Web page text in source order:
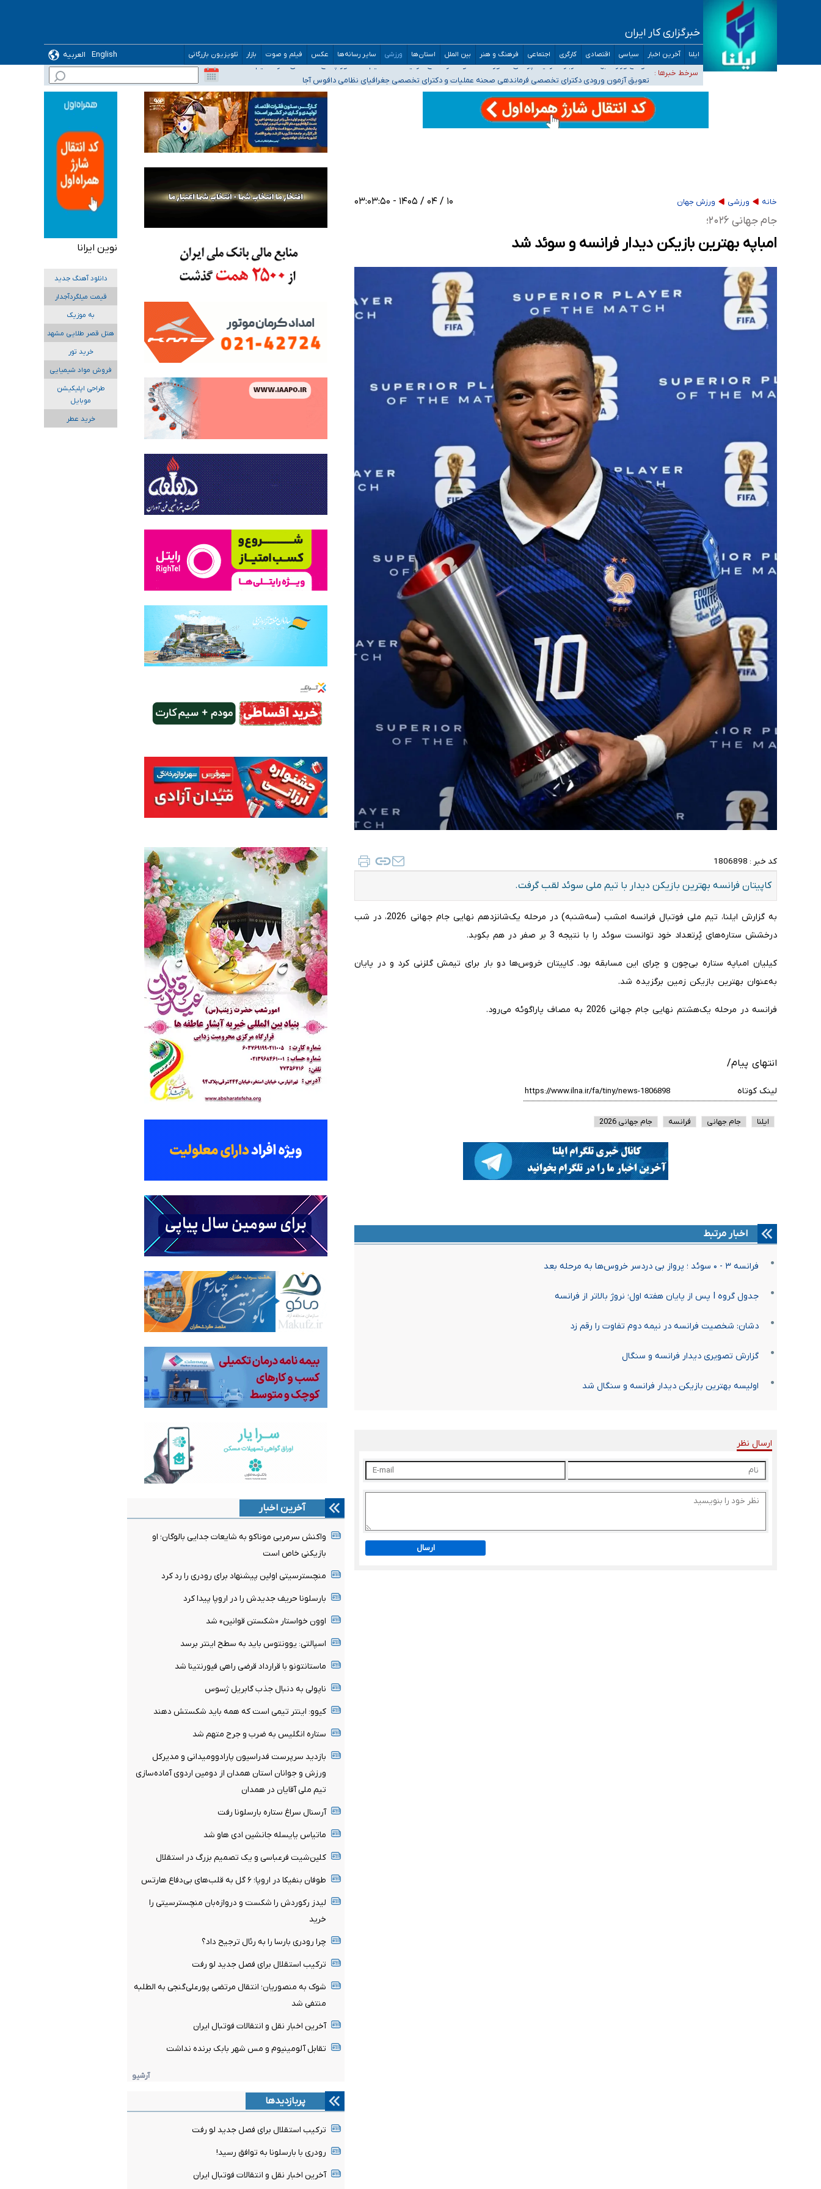
خبرگزاری کار ایران
ایلنا آخرین اخبار سیاسی اقتصادی کارگری اجتماعی فرهنگ و هنر بین الملل استان‌ها ورزشی سایر رسانه‌ها عکس فیلم و صوت بازار تلویزیون بازرگانی English
العربیه
سرخط خبرها :
۴۰ تا ۵۰ روز گرمای نسبی در پیش داریم/ دمای تهران به ۳۸ درجه می‌رسد
موضع وزارت بهداشت درباره ظرفیت پزشکی کنکور ۱۴۰۵: خواستار اصلاح ظرفیت‌ها هستیم، اما هنوز پاسخ مشخصی نگرفته‌ایم
تعویق آزمون ورودی دکترای تخصصی فرماندهی صحنه عملیات و دکترای تخصصی جغرافیای نظامی دافوس آجا
خبرنگاران راویان حقیقت با دغدغه نان، مسکن و بیمه
آخرین وضعیت شیوع عفونت‌های تنفسی در کشور/ خوزستان و کرمان بالاتر از آستانه هشدار
خانه ورزشی ورزش جهان ۱۰ / ۰۴ / ۱۴۰۵ - ۰۳:۰۳:۵۰
جام جهانی ۲۰۲۶؛
امباپه بهترین بازیکن دیدار فرانسه و سوئد شد
کد خبر : 1806898
کاپیتان فرانسه بهترین بازیکن دیدار با تیم ملی سوئد لقب گرفت.
به گزارش ایلنا، تیم ملی فوتبال فرانسه امشب (سه‌شنبه) در مرحله یک‌شانزدهم نهایی جام جهانی 2026، در شب
درخشش ستاره‌های پُرتعداد خود توانست سوئد را با نتیجه 3 بر صفر در هم بکوبد.
کیلیان امباپه ستاره بی‌چون و چرای این مسابقه بود. کاپیتان خروس‌ها دو بار برای تیمش گلزنی کرد و در پایان
به‌عنوان بهترین بازیکن زمین برگزیده شد.
فرانسه در مرحله یک‌هشتم نهایی جام جهانی 2026 به مصاف پاراگوئه می‌رود.
انتهای پیام/
لینک کوتاه
ایلنا جام جهانی فرانسه جام جهانی 2026
اخبار مرتبط
فرانسه ۳ - ۰ سوئد ؛ پرواز بی دردسر خروس‌ها به مرحله بعد
جدول گروه I پس از پایان هفته اول؛ نروژ بالاتر از فرانسه
دشان: شخصیت فرانسه در نیمه دوم تفاوت را رقم زد
گزارش تصویری دیدار فرانسه و سنگال
اولیسه بهترین بازیکن دیدار فرانسه و سنگال شد
ارسال نظر
ارسال
آخرین اخبار
واکنش سرمربی موناکو به شایعات جدایی بالوگان؛ او
بازیکنی خاص است
منچسترسیتی اولین پیشنهاد برای رودری را رد کرد
بارسلونا حریف جدیدش را در اروپا پیدا کرد
اوون خواستار «شکستن قوانین» شد
اسپالتی: یوونتوس باید به سطح اینتر برسد
ماستانتونو با قرارداد قرضی راهی فیورنتینا شد
ناپولی به دنبال جذب گابریل ژسوس
کیوو: اینتر تیمی است که همه باید شکستش دهند
ستاره انگلیس به ضرب و جرح متهم شد
بازدید سرپرست فدراسیون پارادوومیدانی و مدیرکل
ورزش و جوانان استان همدان از دومین اردوی آماده‌سازی
تیم ملی آقایان در همدان
آرسنال سراغ ستاره بارسلونا رفت
ماتیاس یایسله جانشین ادی هاو شد
کلین‌شیت فرعباسی و یک تصمیم بزرگ در استقلال
طوفان بنفیکا در اروپا؛ ۶ گل به قلب‌های بی‌دفاع هارتس
لیدز رکوردش را شکست و دروازه‌بان منچسترسیتی را
خرید
چرا رودری بارسا را به رئال ترجیح داد؟
ترکیب استقلال برای فصل جدید لو رفت
شوک به منصوریان؛ انتقال مرتضی پورعلی‌گنجی به الطلبه
منتفی شد
آخرین اخبار نقل و انتقالات فوتبال ایران
تقابل آلومینیوم و مس شهر بابک برنده نداشت
آرشیو
پربازدیدها
ترکیب استقلال برای فصل جدید لو رفت
رودری با بارسلونا به توافق رسید!
آخرین اخبار نقل و انتقالات فوتبال ایران
نوین ایرانا
دانلود آهنگ جدید
قیمت میلگردآجدار
به موزیک
هتل قصر طلایی مشهد
خرید تور
فروش مواد شیمیایی
طراحی اپلیکیشن
موبایل
خرید عطر